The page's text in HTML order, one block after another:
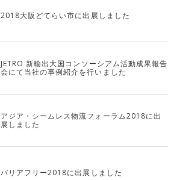
2018大阪どてらい市に出展しました
JETRO 新輸出大国コンソーシアム活動成果報告
会にて当社の事例紹介を行いました
アジア・シームレス物流フォーラム2018に出
展しました
バリアフリー2018に出展しました